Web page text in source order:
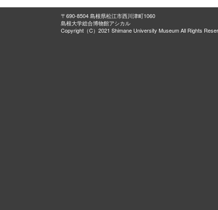
〒690-8504 島根県松江市西川津町1060
島根大学総合博物館アシカル
Copyright（C）2021 Shimane University Museum All Rights